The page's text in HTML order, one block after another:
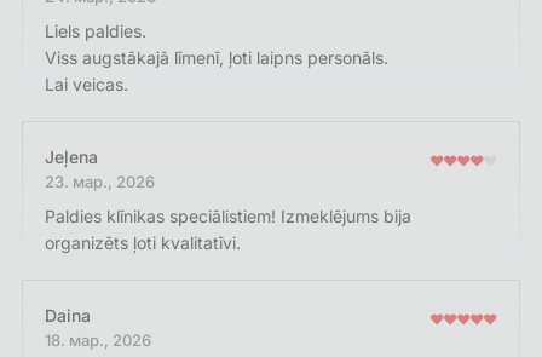
Liels paldies.
Viss augstākajā līmenī, ļoti laipns personāls.
Lai veicas.
Jeļena
23. мар., 2026
Paldies klīnikas speciālistiem! Izmeklējums bija
organizēts ļoti kvalitatīvi.
Daina
18. мар., 2026